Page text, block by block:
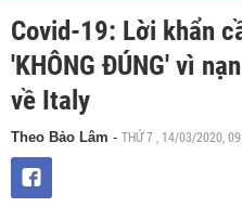
Covid-19: Lời khẩn
'KHÔNG ĐÚNG' vì
về Italy
Theo Bảo Lâm - THỨ 7 , 14/03/2020,